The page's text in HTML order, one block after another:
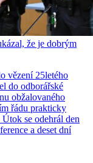
že je dobrým
vězení 25letého
do odborářské
obžalovaného
řádu prakticky
se odehrál den
a deset dní